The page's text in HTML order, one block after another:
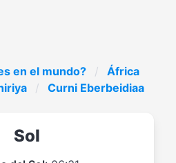
en el mundo?
África
Curni Eberbeidiaa
Sol